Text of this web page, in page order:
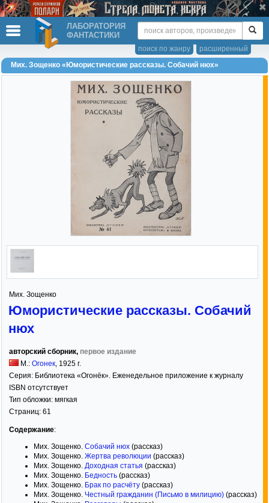
ЛАБОРАТОРИЯ
ФАНТАСТИКИ
расширенный
поиск по жанру
Мих. Зощенко «Юмористические рассказы. Собачий нюх»
Мих. Зощенко
Юмористические рассказы. Собачий
нюх
авторский сборник, первое издание
М.: Огонек, 1925 г.
Серия: Библиотека «Огонёк». Еженедельное приложение к журналу
ISBN отсутствует
Тип обложки: мягкая
Страниц: 61
Содержание:
Мих. Зощенко. Собачий нюх (рассказ)
Мих. Зощенко. Жертва революции (рассказ)
Мих. Зощенко. Доходная статья (рассказ)
Мих. Зощенко. Бедность (рассказ)
Мих. Зощенко. Брак по расчёту (рассказ)
Мих. Зощенко. Честный гражданин (Письмо в милицию) (рассказ)